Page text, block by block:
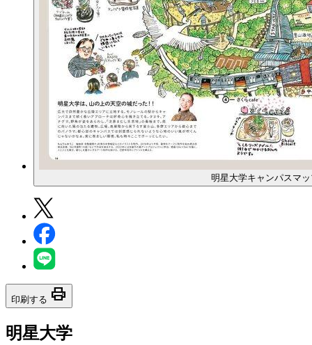
明星大学キャンパスマ
印刷する print
明星大学